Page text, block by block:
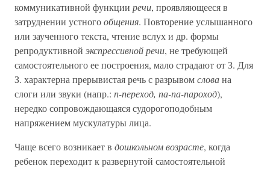
коммуникативной функции речи, проявляющееся в
затруднении устногообщения. Повторение услышанного
или заученного текста, чтение вслух и др. формы
репродуктивной экспрессивной речи, не требующей
самостоятельного ее построения, мало страдают от З. Для
З. характерна прерывистая речь с разрывомслована
слоги или звуки (напр.: п-переход, па-па-пароход),
нередко сопровождающаяся судорогоподобным
напряжением мускулатуры лица.
Чаще всего возникает в дошкольном возрасте, когда
ребенок переходит к развернутой самостоятельной